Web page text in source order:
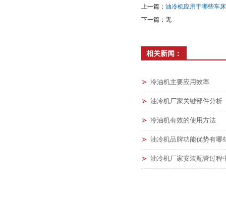
上一篇： 油冷机应用于哪些车
下一篇：无
相关新闻：
冷油机主要应用效率
油冷机厂家关键部件分析
冷油机有效的使用方法
油冷机品牌功能优势有哪
油冷机厂家安装配管过程